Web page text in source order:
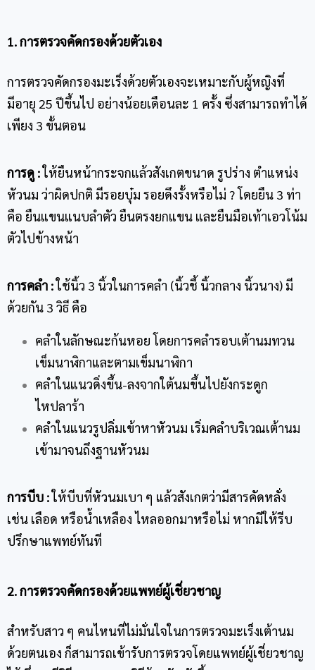
1. การตรวจคัดกรองด้วยตัวเอง
การตรวจคัดกรองมะเร็งด้วยตัวเองจะเหมาะกับผู้หญิงที่
มีอายุ 25 ปีขึ้นไป อย่างน้อยเดือนละ 1 ครั้ง ซึ่งสามารถทำได้
เพียง 3 ขั้นตอน
การดู :ให้ยืนหน้ากระจกแล้วสังเกตขนาด รูปร่าง ตำแหน่ง
หัวนม ว่าผิดปกติ มีรอยบุ๋ม รอยดึงรั้งหรือไม่ ? โดยยืน 3 ท่า
คือ ยืนแขนแนบลำตัว ยืนตรงยกแขน และยืนมือเท้าเอวโน้ม
ตัวไปข้างหน้า
การคลำ :ใช้นิ้ว 3 นิ้วในการคลำ (นิ้วชี้ นิ้วกลาง นิ้วนาง) มี
ด้วยกัน 3 วิธี คือ
คลำในลักษณะก้นหอย โดยการคลำรอบเต้านมทวน
เข็มนาฬิกาและตามเข็มนาฬิกา
คลำในแนวดิ่งขึ้น-ลงจากใต้นมขึ้นไปยังกระดูก
ไหปลาร้า
คลำในแนวรูปลิ่มเข้าหาหัวนม เริ่มคลำบริเวณเต้านม
เข้ามาจนถึงฐานหัวนม
การบีบ :ให้บีบที่หัวนมเบา ๆ แล้วสังเกตว่ามีสารคัดหลั่ง
เช่น เลือด หรือน้ำเหลือง ไหลออกมาหรือไม่ หากมีให้รีบ
ปรึกษาแพทย์ทันที
2. การตรวจคัดกรองด้วยแพทย์ผู้เชี่ยวชาญ
สำหรับสาว ๆ คนไหนที่ไม่มั่นใจในการตรวจมะเร็งเต้านม
ด้วยตนเอง ก็สามารถเข้ารับการตรวจโดยแพทย์ผู้เชี่ยวชาญ